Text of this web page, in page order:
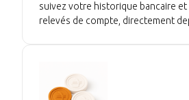
suivez votre historique bancaire
relevés de compte, directement